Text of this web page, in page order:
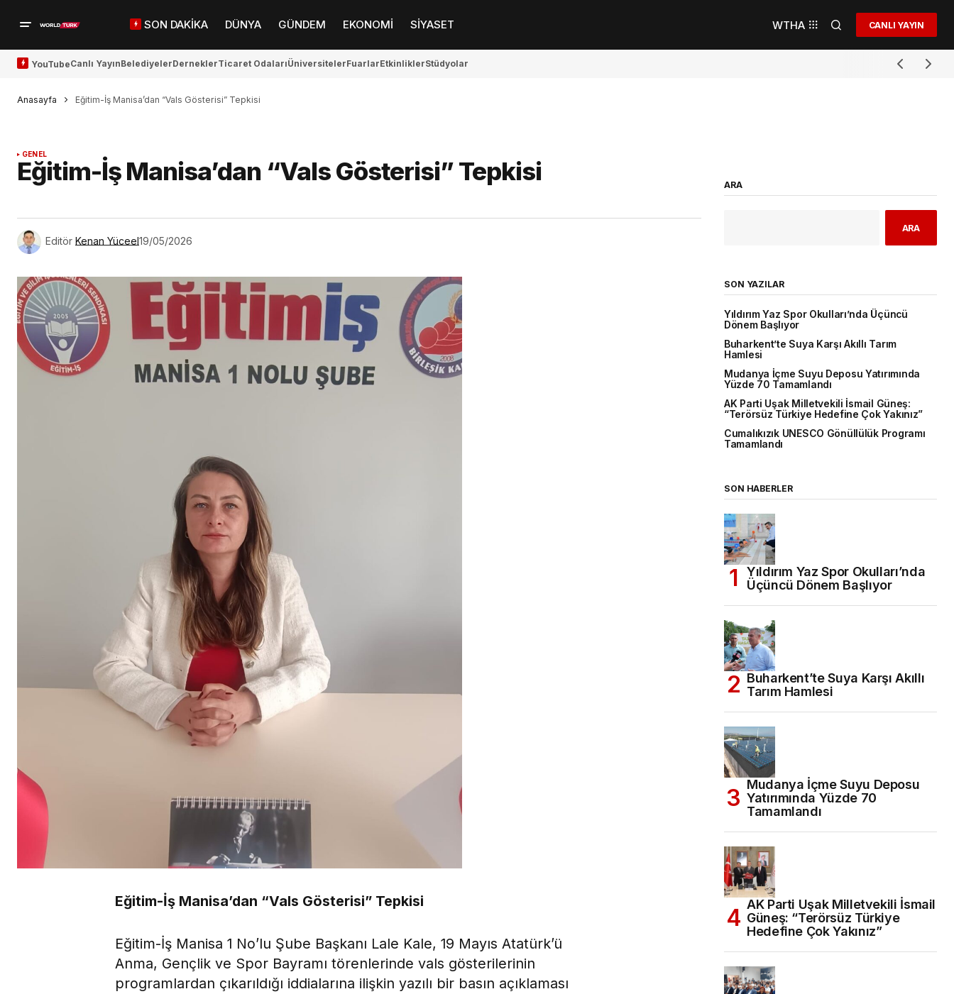
SON DAKİKA DÜNYA GÜNDEM EKONOMİ SİYASET WTHA CANLI YAYIN
YouTubeCanlı YayınBelediyelerDerneklerTicaret OdalarıÜniversitelerFuarlarEtkinliklerStüdyolar
Anasayfa Eğitim-İş Manisa’dan “Vals Gösterisi” Tepkisi
GENEL
Eğitim-İş Manisa’dan “Vals Gösterisi” Tepkisi
Editör Kenan Yüceel19/05/2026
Eğitim-İş Manisa’dan “Vals Gösterisi” Tepkisi
Eğitim-İş Manisa 1 No’lu Şube Başkanı Lale Kale, 19 Mayıs Atatürk’ü
Anma, Gençlik ve Spor Bayramı törenlerinde vals gösterilerinin
programlardan çıkarıldığı iddialarına ilişkin yazılı bir basın açıklaması
ARA
ARA
SON YAZILAR
Yıldırım Yaz Spor Okulları’nda Üçüncü
Dönem Başlıyor
Buharkent’te Suya Karşı Akıllı Tarım
Hamlesi
Mudanya İçme Suyu Deposu Yatırımında
Yüzde 70 Tamamlandı
AK Parti Uşak Milletvekili İsmail Güneş:
“Terörsüz Türkiye Hedefine Çok Yakınız”
Cumalıkızık UNESCO Gönüllülük Programı
Tamamlandı
SON HABERLER
Yıldırım Yaz Spor Okulları’nda
Üçüncü Dönem Başlıyor
Buharkent’te Suya Karşı Akıllı
Tarım Hamlesi
Mudanya İçme Suyu Deposu
Yatırımında Yüzde 70
Tamamlandı
AK Parti Uşak Milletvekili İsmail
Güneş: “Terörsüz Türkiye
Hedefine Çok Yakınız”